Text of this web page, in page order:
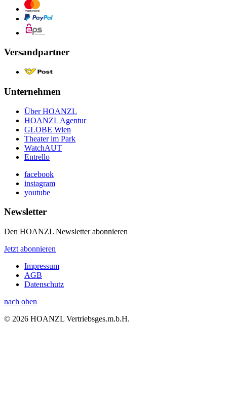
Versandpartner
Unternehmen
Über HOANZL
HOANZL Agentur
GLOBE Wien
Theater im Park
WatchAUT
Entrello
facebook
instagram
youtube
Newsletter
Den HOANZL Newsletter abonnieren
Jetzt abonnieren
Impressum
AGB
Datenschutz
nach oben
© 2026 HOANZL Vertriebsges.m.b.H.